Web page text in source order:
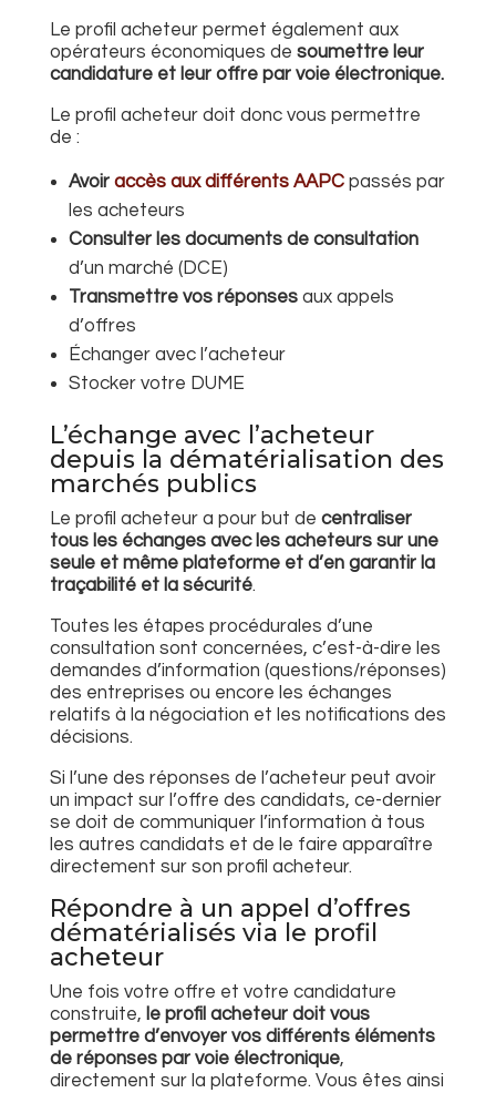
Le profil acheteur permet également aux
opérateurs économiques de soumettre leur
candidature et leur offre par voie électronique.
Le profil acheteur doit donc vous permettre
de :
Avoir accès aux différents AAPCpassés par
les acheteurs
Consulter les documents de consultation
d’un marché (DCE)
Transmettre vos réponsesaux appels
d’offres
Échanger avec l’acheteur
Stocker votre DUME
L’échange avec l’acheteur
depuis la dématérialisation des
marchés publics
Le profil acheteur a pour but de centraliser
tous les échanges avec les acheteurs sur une
seule et même plateforme et d’en garantir la
traçabilité et la sécurité.
Toutes les étapes procédurales d’une
consultation sont concernées, c’est-à-dire les
demandes d’information (questions/réponses)
des entreprises ou encore les échanges
relatifs à la négociation et les notifications des
décisions.
Si l’une des réponses de l’acheteur peut avoir
un impact sur l’offre des candidats, ce-dernier
se doit de communiquer l’information à tous
les autres candidats et de le faire apparaître
directement sur son profil acheteur.
Répondre à un appel d’offres
dématérialisés via le profil
acheteur
Une fois votre offre et votre candidature
construite, le profil acheteur doit vous
permettre d’envoyer vos différents éléments
de réponses par voie électronique,
directement sur la plateforme. Vous êtes ainsi